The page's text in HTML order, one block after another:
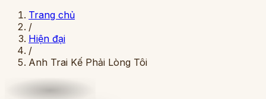
Trang chủ
/
Hiện đại
/
Anh Trai Kế Phải Lòng Tôi